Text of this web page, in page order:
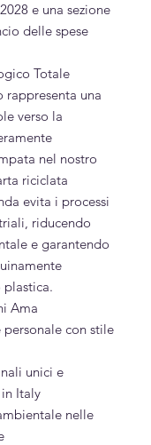
e una sezione
delle spese
Totale
una
verso la
nel nostro
riciclata
evita i processi
riducendo
e garantendo
Ama
personale con stile
unici e
Italy
nelle